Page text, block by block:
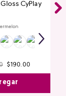
CyPlay
$190.00